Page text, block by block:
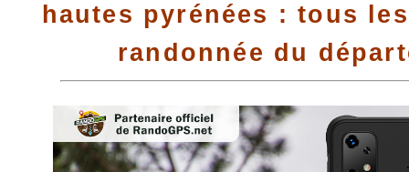
hautes pyrénées : tous
randonnée du